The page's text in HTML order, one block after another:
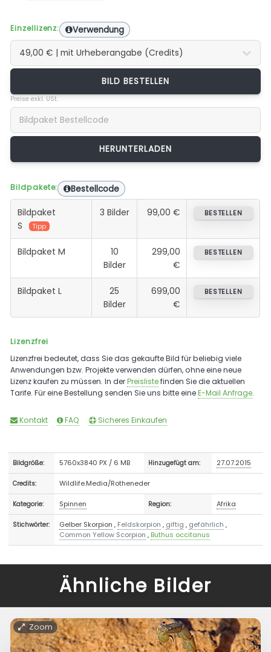
Einzellizenz: Verwendung
BILD BESTELLEN
Preise exkl. USt.
Bildpakete: Bestellcode
Bildpaket
S
Tipp
3 Bilder 99,00 € BESTELLEN
Bildpaket M
10
Bilder
299,00
€
BESTELLEN
Bildpaket L
25
Bilder
699,00
€
BESTELLEN
Lizenzfrei
Lizenzfrei bedeutet, dass Sie das gekaufte Bild für beliebig viele
Anwendungen bzw. Projekte verwenden dürfen, ohne eine neue
Lizenz kaufen zu müssen. In derPreislistefinden Sie die aktuellen
Tarife. Für eine Bestellung senden Sie uns bitte eineE-Mail Anfrage.
Kontakt FAQ Sicheres Einkaufen
Bildgröße: 5760x3840 PX / 6 MB Hinzugefügt am: 27.07.2015
Credits: Wildlife.Media/Rotheneder
Kategorie: Spinnen Region: Afrika
Stichwörter: Gelber Skorpion , Feldskorpion , giftig , gefährlich ,
Common Yellow Scorpion , Buthus occitanus
Ähnliche Bilder
Zoom